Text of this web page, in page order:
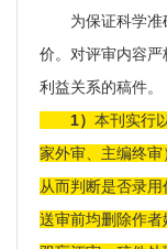
为保证科学准
价。对评审内容
利益关系的稿件。
1） 本刊实行
家外审、主编终审
从而判断是否录
送审前均删除作